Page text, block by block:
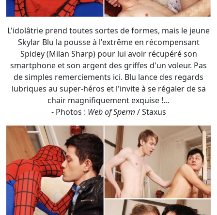
smartphone et son argent des griffes d'un voleur. Pas
de simples remerciements ici. Blu lance des regards
lubriques au super-héros et l'invite à se régaler de sa
chair magnifiquement exquise !…
- Photos :Web of Sperm/ Staxus